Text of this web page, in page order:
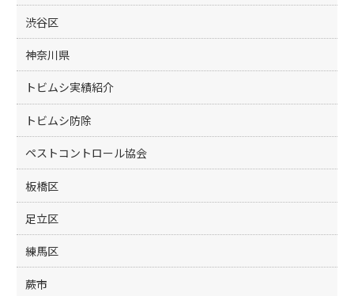
渋谷区
神奈川県
トビムシ実績紹介
トビムシ防除
ペストコントロール協会
板橋区
足立区
練馬区
蕨市